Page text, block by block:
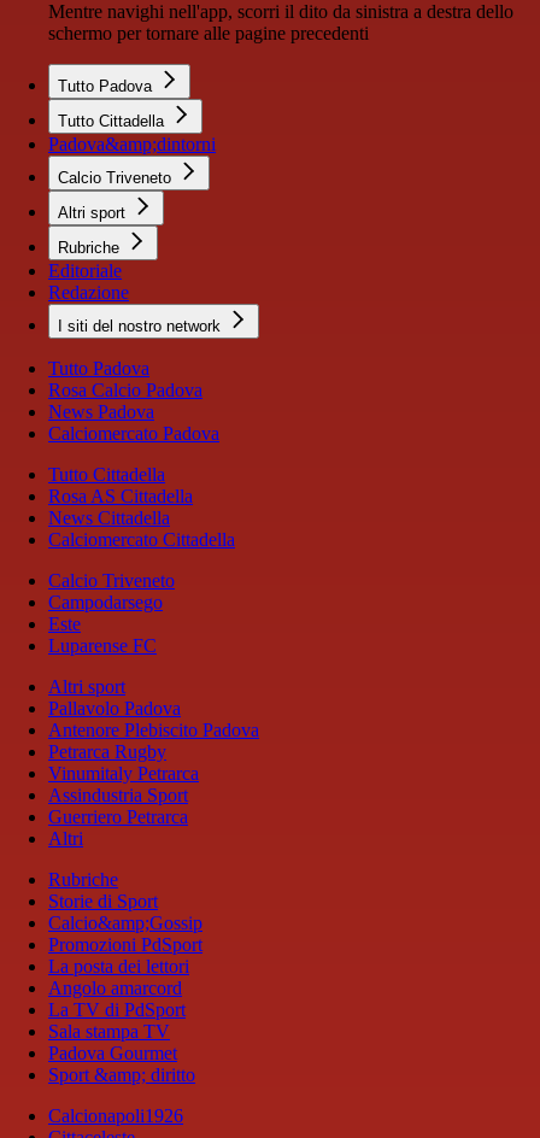
Mentre navighi nell'app, scorri il dito da sinistra a destra dello
schermo per tornare alle pagine precedenti
Tutto Padova
Tutto Cittadella
Padova&amp;dintorni
Calcio Triveneto
Altri sport
Rubriche
Editoriale
Redazione
I siti del nostro network
Tutto Padova
Rosa Calcio Padova
News Padova
Calciomercato Padova
Tutto Cittadella
Rosa AS Cittadella
News Cittadella
Calciomercato Cittadella
Calcio Triveneto
Campodarsego
Este
Luparense FC
Altri sport
Pallavolo Padova
Antenore Plebiscito Padova
Petrarca Rugby
Vinumitaly Petrarca
Assindustria Sport
Guerriero Petrarca
Altri
Rubriche
Storie di Sport
Calcio&amp;Gossip
Promozioni PdSport
La posta dei lettori
Angolo amarcord
La TV di PdSport
Sala stampa TV
Padova Gourmet
Sport &amp; diritto
Calcionapoli1926